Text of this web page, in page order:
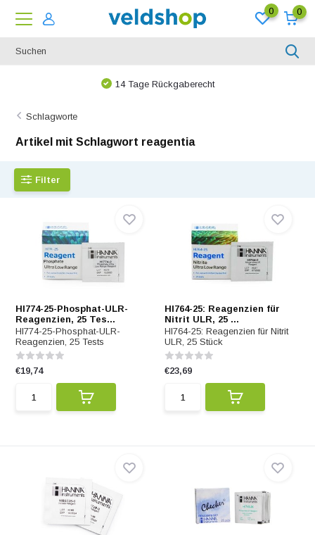
0 0
Bei uns ist nichts unmöglich!
Schlagworte
Artikel mit Schlagwort reagentia
Filter
HI774-25-Phosphat-ULR-
Reagenzien, 25 Tes...
HI774-25-Phosphat-ULR-
Reagenzien, 25 Tests
€19,74
HI764-25: Reagenzien für
Nitrit ULR, 25 ...
HI764-25: Reagenzien für Nitrit
ULR, 25 Stück
€23,69